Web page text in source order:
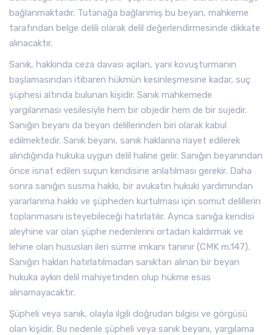
bağlanmaktadır. Tutanağa bağlanmış bu beyan, mahkeme
tarafından belge delili olarak delil değerlendirmesinde dikkate
alınacaktır.
Sanık, hakkında ceza davası açılan, yani kovuşturmanın
başlamasından itibaren hükmün kesinleşmesine kadar, suç
şüphesi altında bulunan kişidir. Sanık mahkemede
yargılanması vesilesiyle hem bir objedir hem de bir sujedir.
Sanığın beyanı da beyan delillerinden biri olarak kabul
edilmektedir. Sanık beyanı, sanık haklarına riayet edilerek
alındığında hukuka uygun delil haline gelir. Sanığın beyanından
önce isnat edilen suçun kendisine anlatılması gerekir. Daha
sonra sanığın susma hakkı, bir avukatın hukuki yardımından
yararlanma hakkı ve şüpheden kurtulması için somut delillerin
toplanmasını isteyebileceği hatırlatılır. Ayrıca sanığa kendisi
aleyhine var olan şüphe nedenlerini ortadan kaldırmak ve
lehine olan hususları ileri sürme imkanı tanınır (CMK m.147).
Sanığın hakları hatırlatılmadan sanıktan alınan bir beyan
hukuka aykırı delil mahiyetinden olup hükme esas
alınamayacaktır.
Şüpheli veya sanık, olayla ilgili doğrudan bilgisi ve görgüsü
olan kişidir. Bu nedenle şüpheli veya sanık beyanı, yargılama